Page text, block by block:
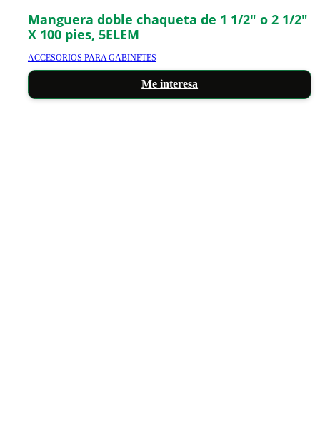
Manguera doble chaqueta de 1 1/2″ o 2 1/2″
X 100 pies, 5ELEM
ACCESORIOS PARA GABINETES
Me interesa